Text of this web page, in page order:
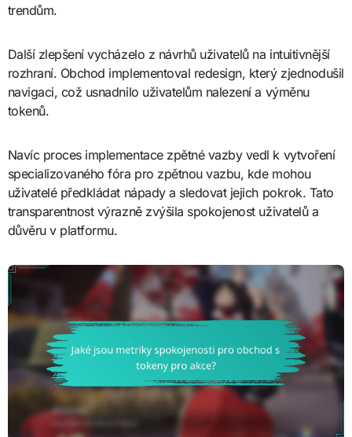
trendům.
Další zlepšení vycházelo z návrhů uživatelů na intuitivnější
rozhraní. Obchod implementoval redesign, který zjednodušil
navigaci, což usnadnilo uživatelům nalezení a výměnu
tokenů.
Navíc proces implementace zpětné vazby vedl k vytvoření
specializovaného fóra pro zpětnou vazbu, kde mohou
uživatelé předkládat nápady a sledovat jejich pokrok. Tato
transparentnost výrazně zvýšila spokojenost uživatelů a
důvěru v platformu.